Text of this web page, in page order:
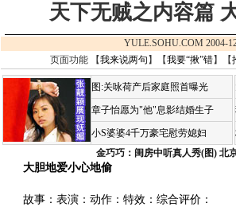
天下无贼之内容篇
YULE.SOHU.COM 2004-
页面功能 【我来说两句 】【我要“揪”错】【
图:关咏荷产后家庭照首曝光
章子怡愿为"他"息影结婚生子
小S婆婆4千万豪宅慰劳媳妇
金巧巧：闺房中听真人秀(图) 北
大胆地爱小心地偷
故事：表演：动作：特效：综合评价：